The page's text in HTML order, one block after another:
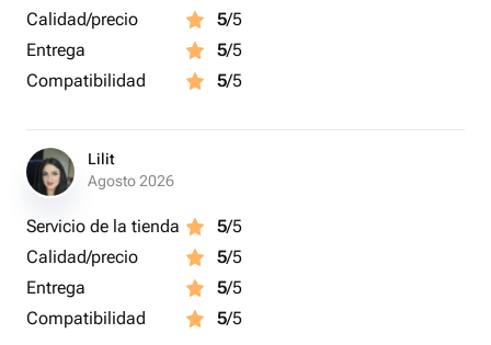
Calidad/precio
5/5
Entrega
5/5
Compatibilidad
5/5
Lilit
Agosto 2026
Servicio de la tienda 5/5
Calidad/precio
5/5
Entrega
5/5
Compatibilidad
5/5